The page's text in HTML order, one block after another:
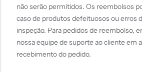
não serão permitidos. Os reembolsos
caso de produtos defeituosos ou erros
inspeção. Para pedidos de reembolso,
nossa equipe de suporte ao cliente em
recebimento do pedido.